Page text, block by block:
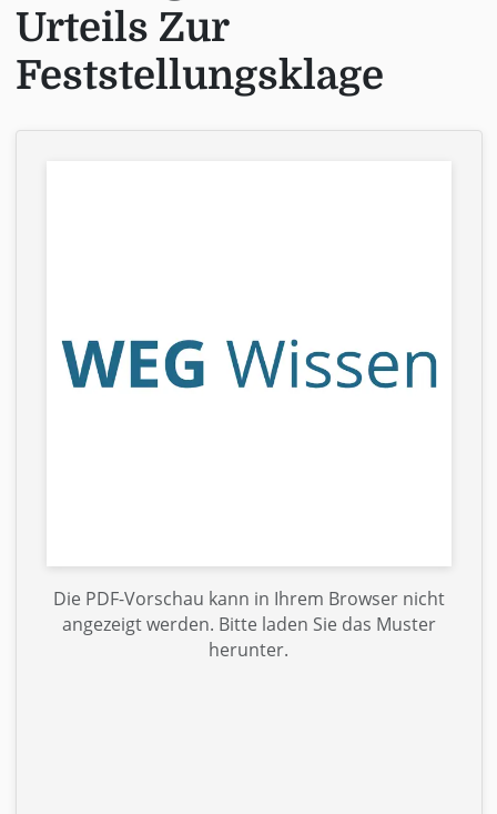
Urteils Zur
Feststellungsklage
Die PDF-Vorschau kann in Ihrem Browser nicht
angezeigt werden. Bitte laden Sie das Muster
herunter.